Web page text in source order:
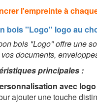
l'empreinte à
bois ''Logo'' logo au
bois "Logo" offre une
documents,
principales :
avec
ajouter une touche